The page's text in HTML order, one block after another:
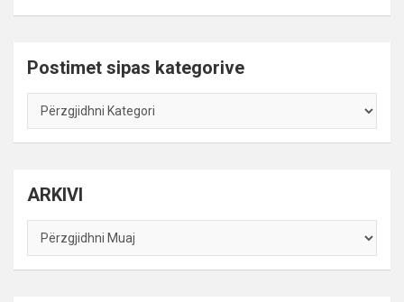
Postimet sipas kategorive
Postimet
kategorive
ARKIVI
ARKIVI